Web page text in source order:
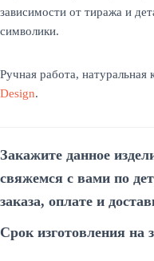
зависимости от тиража и
символики.
Ручная работа, натуральная
Design.
Закажите данное
свяжемся с вами по
заказа, оплате и
Срок изготовления на